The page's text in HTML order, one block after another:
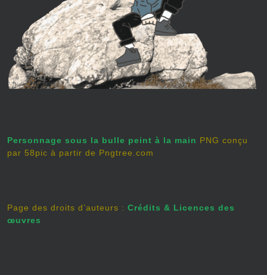
Personnage sous la bulle peint à la main PNG conçu
par 58pic à partir de Pngtree.com
Page des droits d’auteurs : Crédits & Licences des
œuvres